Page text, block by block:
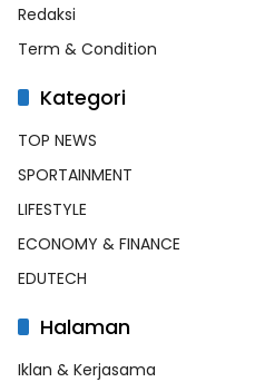
Redaksi
Term & Condition
Kategori
TOP NEWS
SPORTAINMENT
LIFESTYLE
ECONOMY & FINANCE
EDUTECH
Halaman
Iklan & Kerjasama